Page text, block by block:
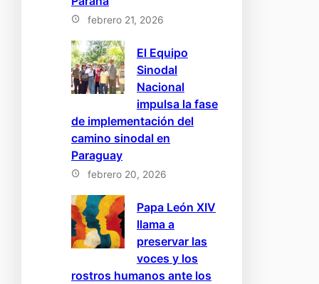
febrero 21, 2026
El Equipo
Sinodal
Nacional
impulsa la fase
de implementación del
camino sinodal en
Paraguay
febrero 20, 2026
Papa León XIV
llama a
preservar las
voces y los
rostros humanos ante los